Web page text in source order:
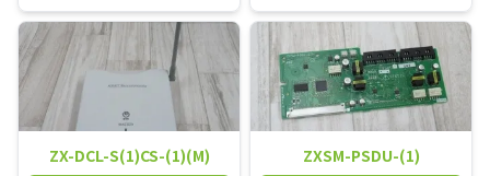
ZX-DCL-S(1)CS-(1)(M) ZXSM-PSDU-(1)